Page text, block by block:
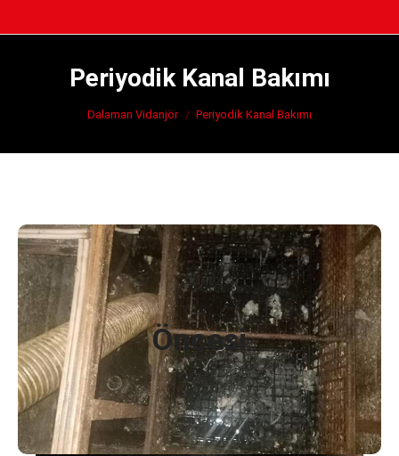
Periyodik Kanal Bakımı
You are here:Dalaman Vidanjör Periyodik Kanal Bakımı
Öncesi